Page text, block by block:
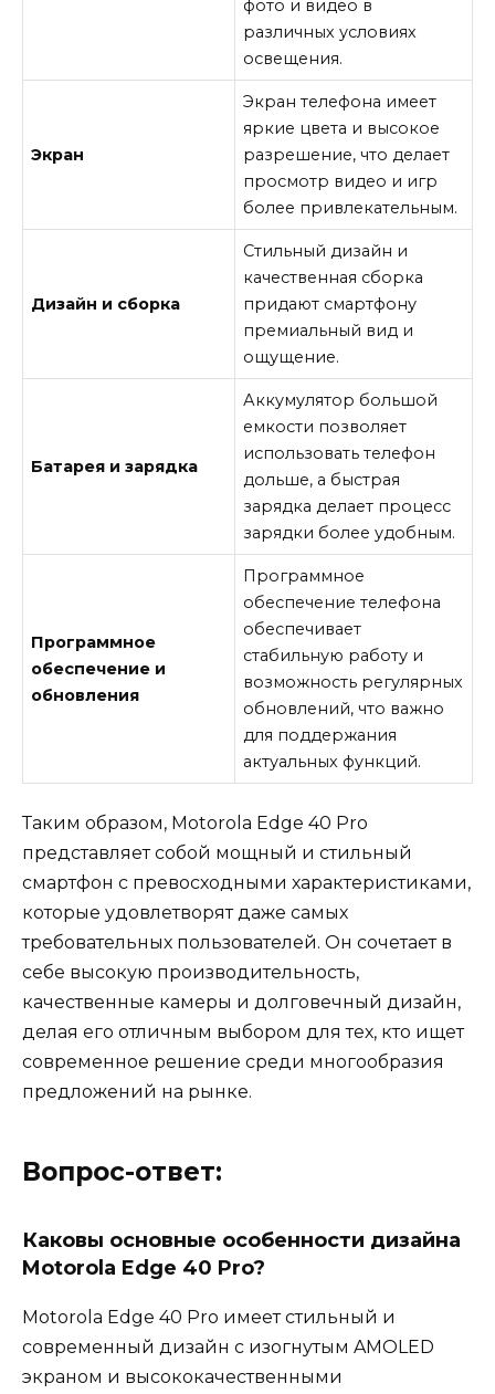
фото и видео в
различных условиях
освещения.
Экран
Экран телефона имеет
яркие цвета и высокое
разрешение, что делает
просмотр видео и игр
более привлекательным.
Дизайн и сборка
Стильный дизайн и
качественная сборка
придают смартфону
премиальный вид и
ощущение.
Батарея и зарядка
Аккумулятор большой
емкости позволяет
использовать телефон
дольше, а быстрая
зарядка делает процесс
зарядки более удобным.
Программное
обеспечение и
обновления
Программное
обеспечение телефона
обеспечивает
стабильную работу и
возможность регулярных
обновлений, что важно
для поддержания
актуальных функций.
Таким образом, Motorola Edge 40 Pro
представляет собой мощный и стильный
смартфон с превосходными характеристиками,
которые удовлетворят даже самых
требовательных пользователей. Он сочетает в
себе высокую производительность,
качественные камеры и долговечный дизайн,
делая его отличным выбором для тех, кто ищет
современное решение среди многообразия
предложений на рынке.
Вопрос-ответ:
Каковы основные особенности дизайна
Motorola Edge 40 Pro?
Motorola Edge 40 Pro имеет стильный и
современный дизайн с изогнутым AMOLED
экраном и высококачественными